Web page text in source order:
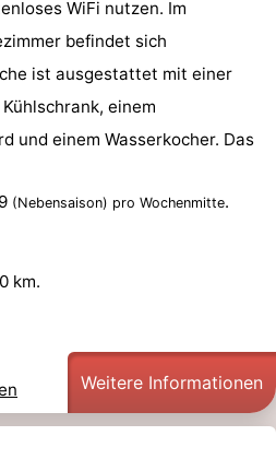
WiFi nutzen. Im
befindet sich
ist ausgestattet mit einer
einem
und einem Wasserkocher. Das
(Nebensaison) pro Wochenmitte.
km.
Weitere Informationen